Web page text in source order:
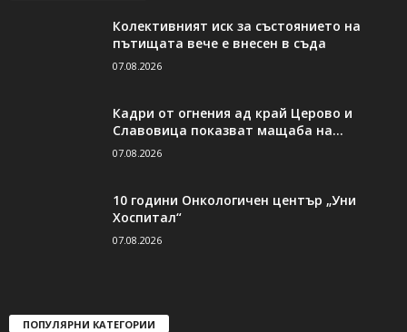
Колективният иск за състоянието на
пътищата вече е внесен в съда
07.08.2026
Кадри от огнения ад край Церово и
Славовица показват мащаба на...
07.08.2026
10 години Онкологичен център „Уни
Хоспитал“
07.08.2026
ПОПУЛЯРНИ КАТЕГОРИИ